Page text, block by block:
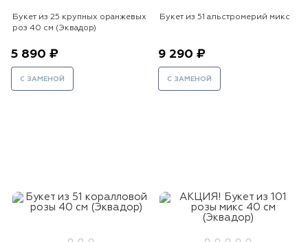
Букет из 25 крупных оранжевых
роз 40 см (Эквадор)
5 890 ₽
С ЗАМЕНОЙ
Букет из 51 альстромерий микс
9 290 ₽
С ЗАМЕНОЙ